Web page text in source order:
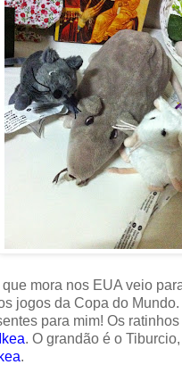
que mora nos EUA veio
jogos da Copa do
para mim! Os
Ikea. O grandão é o
Ikea.